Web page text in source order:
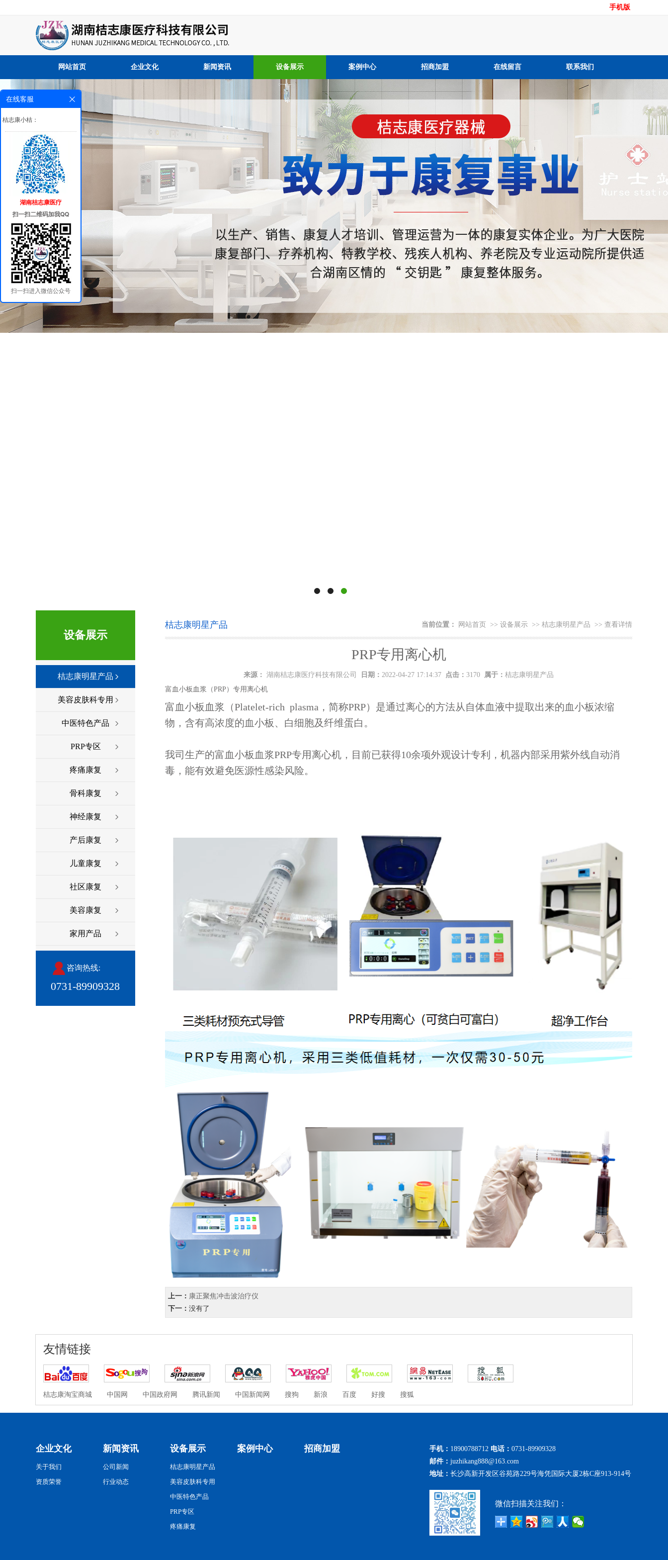
手机版
网站首页 企业文化 新闻资讯 设备展示 案例中心 招商加盟 在线留言 联系我们
设备展示
桔志康明星产品
美容皮肤科专用
中医特色产品
PRP专区
疼痛康复
骨科康复
神经康复
产后康复
儿童康复
社区康复
美容康复
家用产品
咨询热线:
0731-89909328
当前位置： 网站首页 >> 设备展示 >> 桔志康明星产品 >> 查看详情
桔志康明星产品
PRP专用离心机
来源： 湖南桔志康医疗科技有限公司 日期： 2022-04-27 17:14:37 点击： 3170 属于： 桔志康明星产品
富血小板血浆（PRP）专用离心机
富血小板血浆（Platelet-rich plasma，简称PRP）是通过离心的方法从自体血液中提取出来的血小板浓缩
物，含有高浓度的血小板、白细胞及纤维蛋白。
我司生产的富血小板血浆PRP专用离心机，目前已获得10余项外观设计专利，机器内部采用紫外线自动消
毒，能有效避免医源性感染风险。
上一： 康正聚焦冲击波治疗仪
下一： 没有了
友情链接
桔志康淘宝商城 中国网 中国政府网 腾讯新闻 中国新闻网 搜狗 新浪 百度 好搜 搜狐
企业文化
关于我们
资质荣誉
新闻资讯
公司新闻
行业动态
设备展示
桔志康明星产品
美容皮肤科专用
中医特色产品
PRP专区
疼痛康复
案例中心 招商加盟 手机： 18900788712 电话： 0731-89909328
邮件： juzhikang888@163.com
地址： 长沙高新开发区谷苑路229号海凭国际大厦2栋C座913-914号
微信扫描关注我们：
在线客服
桔志康小桔：
湖南桔志康医疗
扫一扫二维码加我QQ
扫一扫进入微信公众号